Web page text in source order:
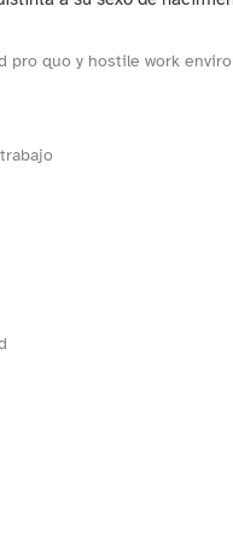
pro quo y hostile work